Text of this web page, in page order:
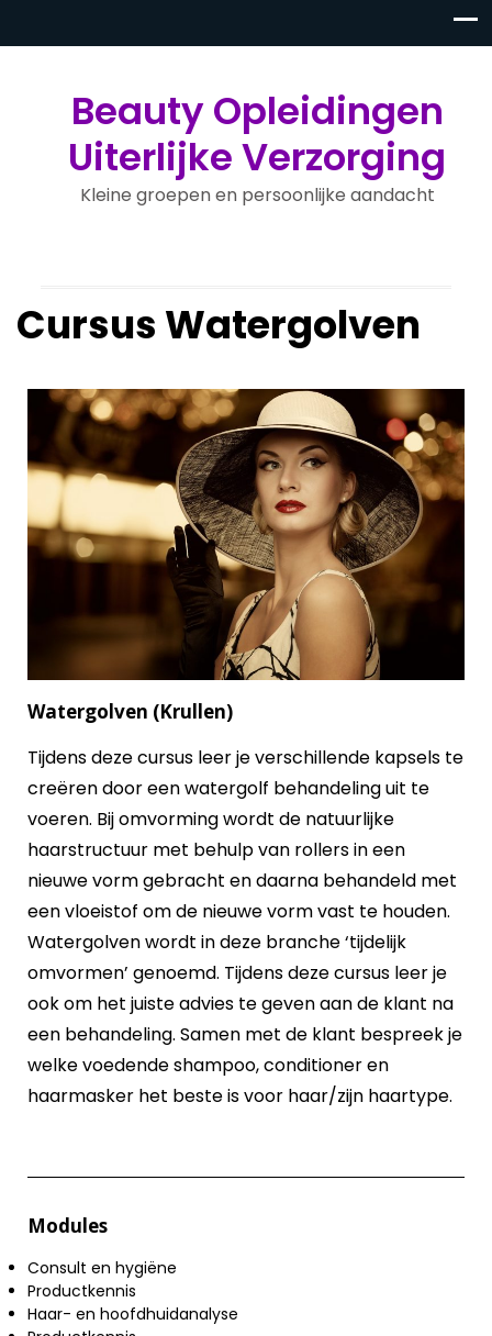
Beauty Opleidingen
Uiterlijke Verzorging
Kleine groepen en persoonlijke aandacht
Cursus Watergolven
Watergolven (Krullen)
Tijdens deze cursus leer je verschillende kapsels te
creëren door een watergolf behandeling uit te
voeren. Bij omvorming wordt de natuurlijke
haarstructuur met behulp van rollers in een
nieuwe vorm gebracht en daarna behandeld met
een vloeistof om de nieuwe vorm vast te houden.
Watergolven wordt in deze branche ‘tijdelijk
omvormen’ genoemd. Tijdens deze cursus leer je
ook om het juiste advies te geven aan de klant na
een behandeling. Samen met de klant bespreek je
welke voedende shampoo, conditioner en
haarmasker het beste is voor haar/zijn haartype.
Modules
Consult en hygiëne
Productkennis
Haar- en hoofdhuidanalyse